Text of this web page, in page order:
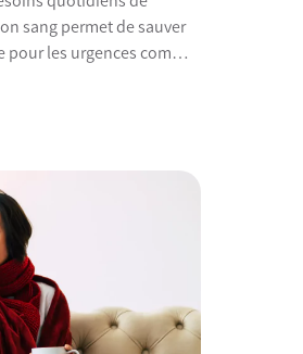
les urgences comme